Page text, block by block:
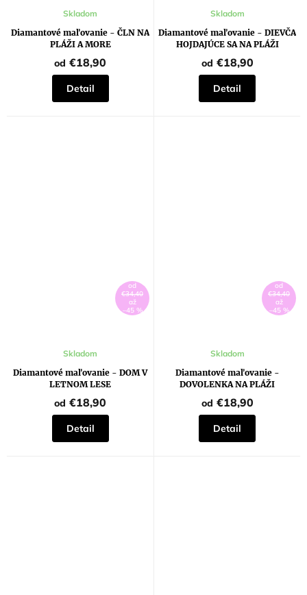
Diamantové maľovanie - ČLN NA
PLÁŽI A MORE
Skladom
od €18,90
Detail
Diamantové maľovanie - DIEVČA
HOJDAJÚCE SA NA PLÁŽI
Skladom
od €18,90
Detail
od
€34,40
až
–45 %
Diamantové maľovanie - DOM V
LETNOM LESE
Skladom
od €18,90
Detail
od
€34,40
až
–45 %
Diamantové maľovanie -
DOVOLENKA NA PLÁŽI
Skladom
od €18,90
Detail